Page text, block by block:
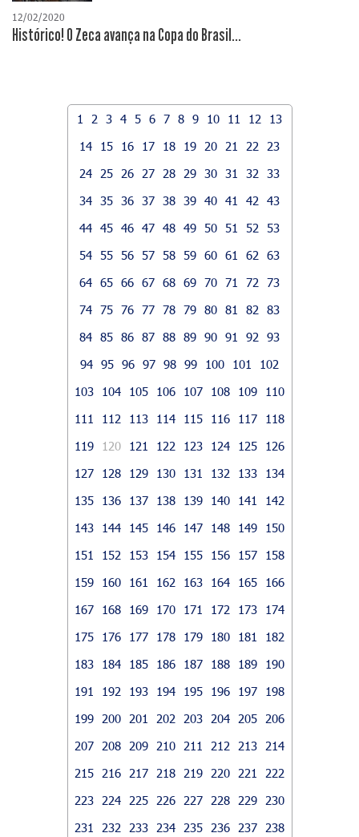
12/02/2020
Histórico! O Zeca avança na Copa do Brasil...
1 2 3 4 5 6 7 8 9 10 11 12
13
14
15 16 17 18 19 20 21 22
23
24
25 26 27 28 29 30 31 32
33
34 35 36 37 38 39 40 41 42
43
44 45 46 47 48 49 50 51 52
53
54 55 56 57 58 59 60 61 62
63
64 65 66 67 68 69 70 71 72
73
74 75 76 77 78 79 80 81 82
83
84 85 86 87 88 89 90 91 92
93
94 95 96 97 98 99 100 101
102
103
104 105 106 107 108 109
110
111
112 113 114 115 116 117
118
119
120 121 122 123 124 125
126
127
128 129 130 131 132 133
134
135
136 137 138 139 140 141
142
143
144 145 146 147 148 149
150
151
152 153 154 155 156 157
158
159
160 161 162 163 164 165
166
167
168 169 170 171 172 173
174
175
176 177 178 179 180 181
182
183
184 185 186 187 188 189
190
191
192 193 194 195 196 197
198
199
200 201 202 203 204 205
206
207
208 209 210 211 212 213
214
215
216 217 218 219 220 221
222
223
224 225 226 227 228 229
230
231
232 233 234 235 236 237
238